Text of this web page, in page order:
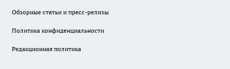
Обзорные статьи и пресс-релизы
Политика конфиденциальности
Редакционная политика